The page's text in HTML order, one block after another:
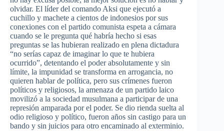
olvidar. El líder del comando Aksi que ejecutó a
cuchillo y machete a cientos de indonesios por sus
conexiones con el partido comunista espeta a cámara
cuando se le pregunta qué habría hecho si esas
preguntas se las hubieran realizado en plena dictadura
“no serías capaz de imaginar lo que te hubiera
ocurrido”, detentando el poder absolutamente y sin
límite, la impunidad se transforma en arrogancia, no
quieren hablar de política, pero sus crímenes fueron
políticos y religiosos, la amenaza de un partido laico
movilizó a la sociedad musulmana a participar de una
represión amparada por el poder. Se dio rienda suelta al
odio religioso y político, fueron años sin castigo para un
bando y sin juicios para otro encaminado al exterminio.